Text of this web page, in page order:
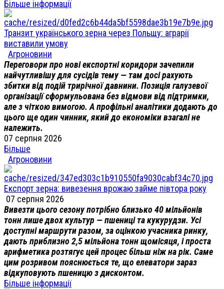
Більше інформації
Транзит українського зерна через Польщу: аграрії
виставили умову
Агроновини
Переговори про нові експортні коридори зачепили
найчутливішу для сусідів тему — там досі рахують
збитки від подій трирічної давнини. Позиція галузевої
організації сформульована без відмови від підтримки,
але з чіткою вимогою. А профільні аналітики додають до
цього ще один чинник, який до економіки взагалі не
належить.
07 серпня 2026
Більше
Агроновини
Експорт зерна: вивезення врожаю займе півтора року
07 серпня 2026
Вивезти цього сезону потрібно близько 40 мільйонів
тонн лише двох культур — пшениці та кукурудзи. Усі
доступні маршрути разом, за оцінкою учасника ринку,
дають приблизно 2,5 мільйона тонн щомісяця, і проста
арифметика розтягує цей процес більш ніж на рік. Саме
цим розривом пояснюється те, що елеватори зараз
відкуповують пшеницю з дисконтом.
Більше інформації